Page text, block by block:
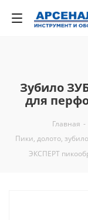
Зубило
для
Главная -
Пики, долото,
ЭКСПЕРТ